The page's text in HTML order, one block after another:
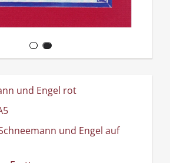
und Engel rot
und Engel auf